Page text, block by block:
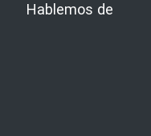
Hablemos de